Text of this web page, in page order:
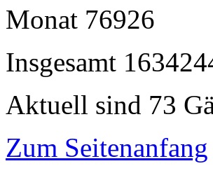
Monat 76926
Insgesamt
Aktuell sind 73
Zum Seitenanfang